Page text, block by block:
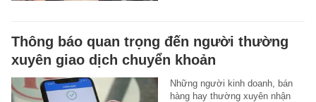
Thông báo quan trọng đến người thường
xuyên giao dịch chuyển khoản
Những người kinh doanh, bán
hàng hay thường xuyên nhận